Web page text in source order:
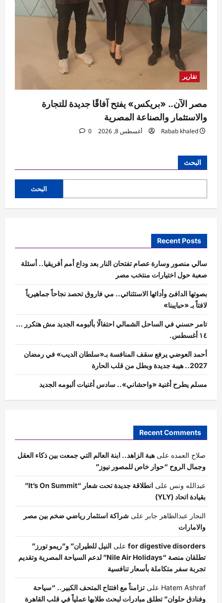
تقارير
مصر الآن.. «بريكس» يفتح آفاقًا جديدة للتجارة
والاستثمار والصناعة المصرية
Rabab khaled أغسطس 8, 2026 0
البحث
البحث
Recent Posts
سالي منصور وسارة عصام تفتحان النار بعد وداع أمم أفريقيا.. أسئلة
صعبة حول اختيارات منتخب مصر
بصوتها الدافئ وأدائها الاستثنائي.. مي فاروق تحصد نجاحاً جماهيرياً
لافتاً بـ «حبايبنا»
تامر حسني في الساحل الشمالي احتفالًا بألبومه الجديد مش هتكرر …
١٤ أغسطس.
أحمد العوضي يرفع سقف المنافسة بـ«سلطان الديب» في رمضان
2027.. هيبة جديدة وبطل من قلب الحارة
مسلم يطرح أغنية «واحشاني».. سادس أغنيات ألبومه الجديد
Recent Comments
صلاح العمده على هبة الزاهد.. ابنة العالم التي جمعت بين ذكاء العقل
وجمال الروح “حوار خاص للمصور نيوز”
عبدالله ونس على
انطلاقة جديدة تحت شعار “It’s On Summit”
بقيادة اتحاد (YLY)
النجار عبدالظاهر جابر على شراكة استثمار رياضي ضخم بين مصر
والامارات
for digestive disorders على النيل للطيران” و”ريمو تورز”
تطلقان منصة “Nile Air Holidays” لدعم السياحة المصرية وتقديم
تجربة سفر متكاملة بأسعار تنافسية
Hatem Ashraf على تزامناً مع افتتاح المتحف الكبير.. “سياحة
وفنادق حلوان” تطلق مبادرات لبحث طلابها عملياً في قلب القاهرة